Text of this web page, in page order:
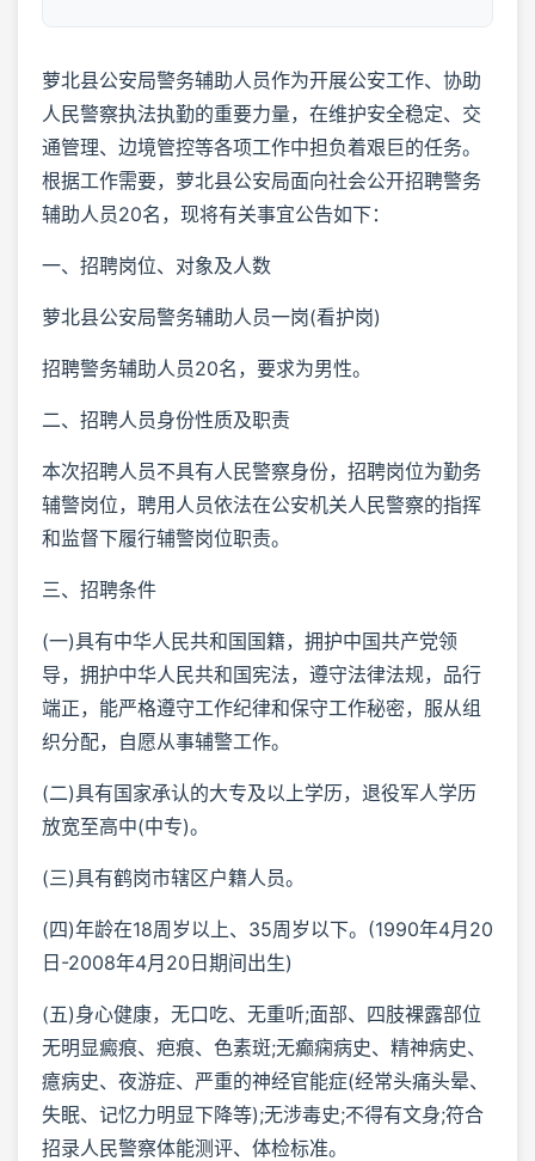
萝北县公安局警务辅助人员作为开展公安工作、协助
人民警察执法执勤的重要力量，在维护安全稳定、交
通管理、边境管控等各项工作中担负着艰巨的任务。
根据工作需要，萝北县公安局面向社会公开招聘警务
辅助人员20名，现将有关事宜公告如下：
一、招聘岗位、对象及人数
萝北县公安局警务辅助人员一岗(看护岗)
招聘警务辅助人员20名，要求为男性。
二、招聘人员身份性质及职责
本次招聘人员不具有人民警察身份，招聘岗位为勤务
辅警岗位，聘用人员依法在公安机关人民警察的指挥
和监督下履行辅警岗位职责。
三、招聘条件
(一)具有中华人民共和国国籍，拥护中国共产党领
导，拥护中华人民共和国宪法，遵守法律法规，品行
端正，能严格遵守工作纪律和保守工作秘密，服从组
织分配，自愿从事辅警工作。
(二)具有国家承认的大专及以上学历，退役军人学历
放宽至高中(中专)。
(三)具有鹤岗市辖区户籍人员。
(四)年龄在18周岁以上、35周岁以下。(1990年4月20
日-2008年4月20日期间出生)
(五)身心健康，无口吃、无重听;面部、四肢裸露部位
无明显癜痕、疤痕、色素斑;无癫痫病史、精神病史、
癔病史、夜游症、严重的神经官能症(经常头痛头晕、
失眠、记忆力明显下降等);无涉毒史;不得有文身;符合
招录人民警察体能测评、体检标准。